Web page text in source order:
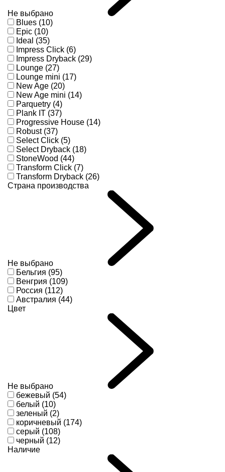
Не выбрано
Blues (10)
Epic (10)
Ideal (35)
Impress Click (6)
Impress Dryback (29)
Lounge (27)
Lounge mini (17)
New Age (20)
New Age mini (14)
Parquetry (4)
Plank IT (37)
Progressive House (14)
Robust (37)
Select Click (5)
Select Dryback (18)
StoneWood (44)
Transform Click (7)
Transform Dryback (26)
Страна производства
Не выбрано
Бельгия (95)
Венгрия (109)
Россия (112)
Австралия (44)
Цвет
Не выбрано
бежевый (54)
белый (10)
зеленый (2)
коричневый (174)
серый (108)
черный (12)
Наличие